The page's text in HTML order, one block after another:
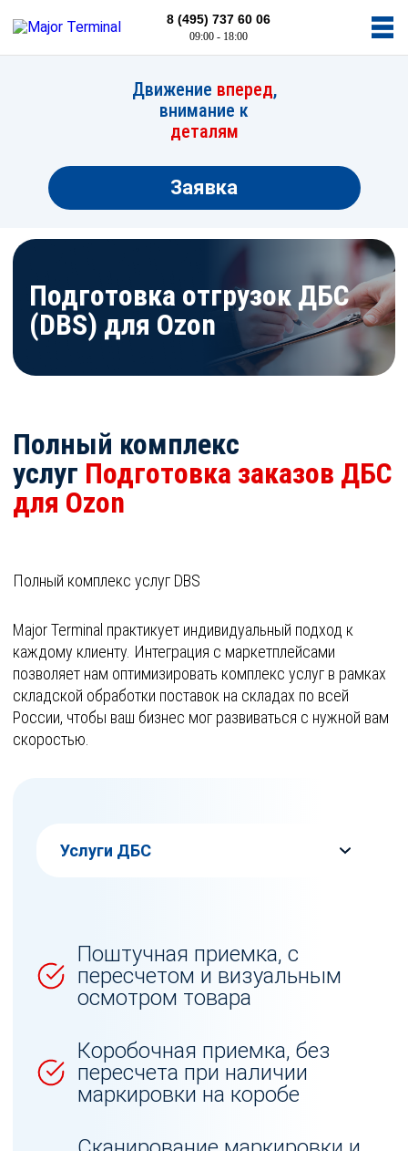
8 (495) 737 60 06
09:00 - 18:00
Движение вперед,
внимание к
деталям
Заявка
Подготовка отгрузок ДБС
(DBS) для Ozon
Полный комплекс
услуг Подготовка заказов ДБС
для Ozon
Полный комплекс услуг DBS
Major Terminal практикует индивидуальный подход к
каждому клиенту. Интеграция с маркетплейсами
позволяет нам оптимизировать комплекс услуг в рамках
складской обработки поставок на складах по всей
России, чтобы ваш бизнес мог развиваться с нужной вам
скоростью.
Поштучная приемка, с
пересчетом и визуальным
осмотром товара
Коробочная приемка, без
пересчета при наличии
маркировки на коробе